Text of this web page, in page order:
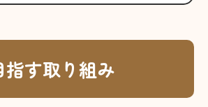
指す取り組み